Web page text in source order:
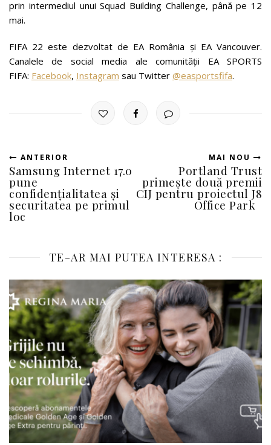
prin intermediul unui Squad Building Challenge, până pe 12
mai.
FIFA 22 este dezvoltat de EA România și EA Vancouver.
Canalele de social media ale comunității EA SPORTS
FIFA: Facebook, Instagram sau Twitter @easportsfifa.
ANTERIOR
Samsung Internet 17.0
pune
confidențialitatea și
securitatea pe primul
loc
MAI NOU
Portland Trust
primește două premii
CIJ pentru proiectul J8
Office Park
TE-AR MAI PUTEA INTERESA :